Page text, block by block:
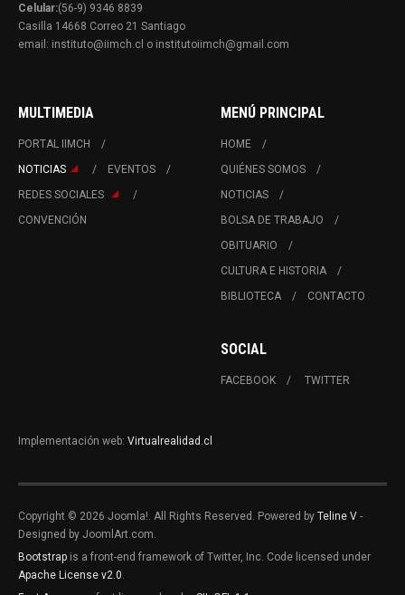
Celular:(56-9) 9346 8839
Casilla 14668 Correo 21 Santiago
email: instituto@iimch.cl o institutoiimch@gmail.com
MULTIMEDIA
PORTAL IIMCH
NOTICIAS
EVENTOS
REDES SOCIALES
CONVENCIÓN
MENÚ PRINCIPAL
HOME
QUIÉNES SOMOS
NOTICIAS
BOLSA DE TRABAJO
OBITUARIO
CULTURA E HISTORIA
BIBLIOTECA
CONTACTO
SOCIAL
FACEBOOK TWITTER
Implementación web: Virtualrealidad.cl
Copyright © 2026 Joomla!. All Rights Reserved. Powered by Teline V -
Designed by JoomlArt.com.
Bootstrap is a front-end framework of Twitter, Inc. Code licensed under
Apache License v2.0.